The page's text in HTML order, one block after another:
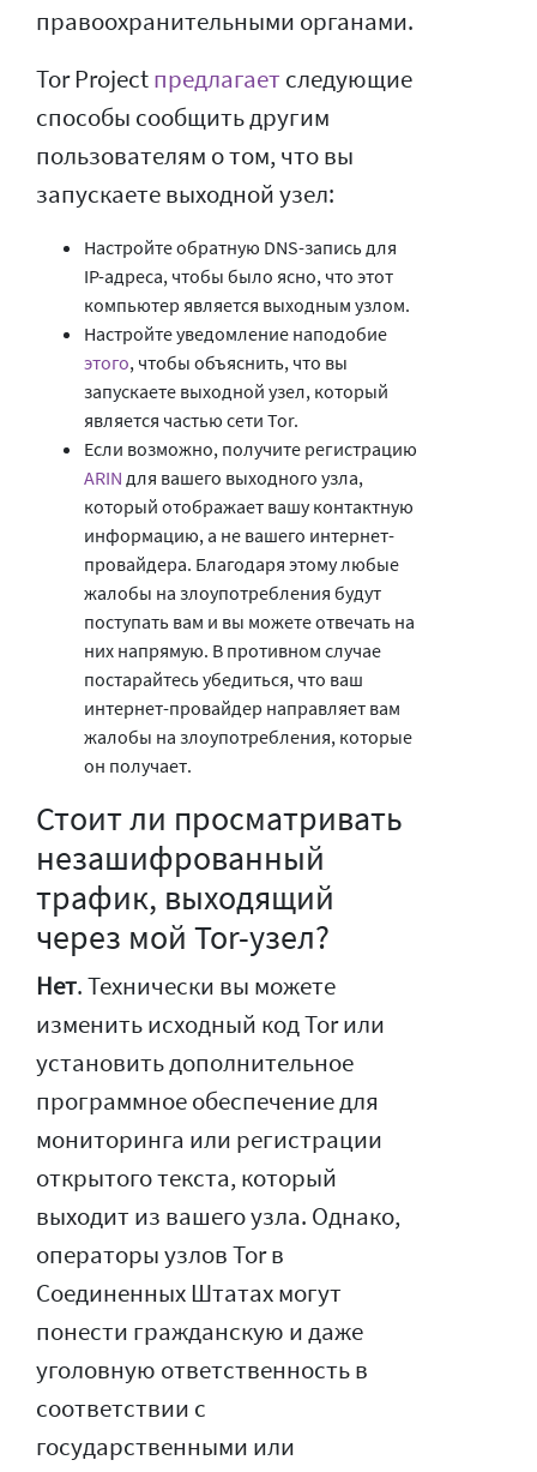
правоохранительными органами.
Tor Projectпредлагает следующие
способы сообщить другим
пользователям о том, что вы
запускаете выходной узел:
Настройте обратную DNS-запись для
IP-адреса, чтобы было ясно, что этот
компьютер является выходным узлом.
Настройте уведомление наподобие
этого, чтобы объяснить, что вы
запускаете выходной узел, который
является частью сети Tor.
Если возможно, получите регистрацию
ARIN для вашего выходного узла,
который отображает вашу контактную
информацию, а не вашего интернет-
провайдера. Благодаря этому любые
жалобы на злоупотребления будут
поступать вам и вы можете отвечать на
них напрямую. В противном случае
постарайтесь убедиться, что ваш
интернет-провайдер направляет вам
жалобы на злоупотребления, которые
он получает.
Стоит ли просматривать
незашифрованный
трафик, выходящий
через мой Tor-узел?
Нет. Технически вы можете
изменить исходный код Tor или
установить дополнительное
программное обеспечение для
мониторинга или регистрации
открытого текста, который
выходит из вашего узла. Однако,
операторы узлов Tor в
Соединенных Штатах могут
понести гражданскую и даже
уголовную ответственность в
соответствии с
государственными или